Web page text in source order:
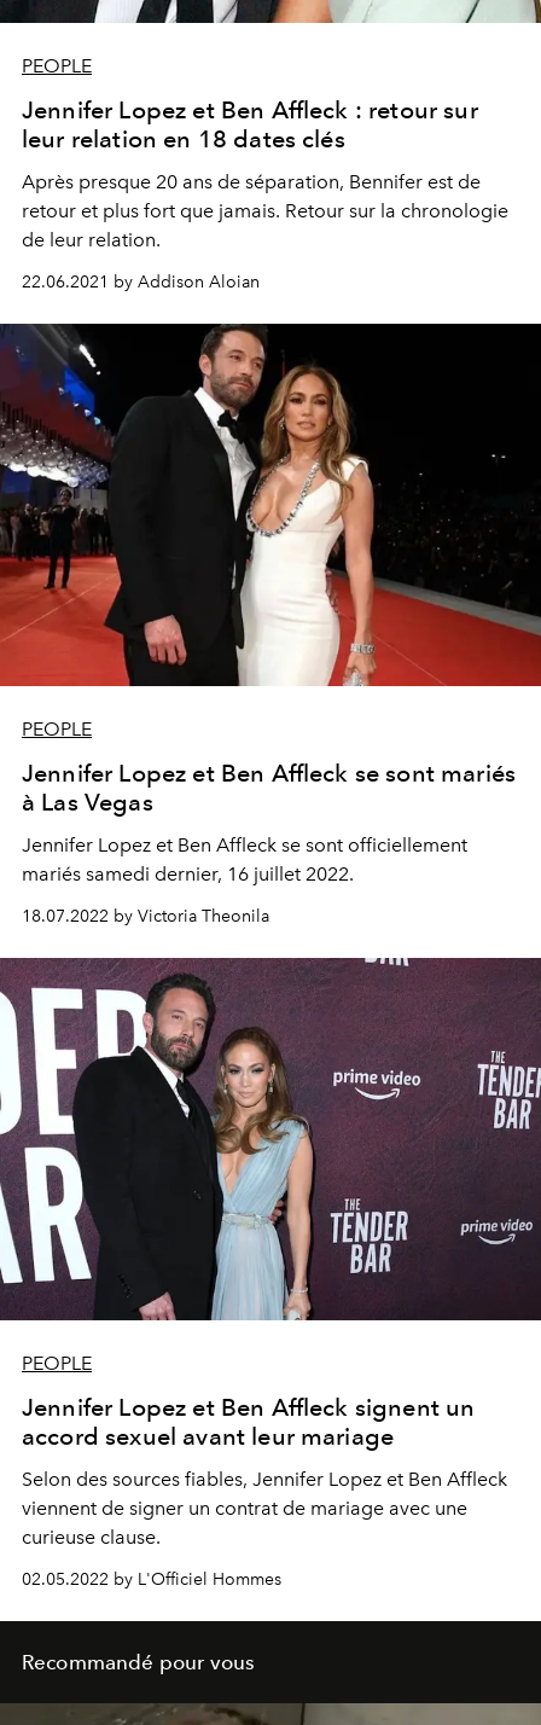
PEOPLE
Jennifer Lopez et Ben Affleck : retour sur
leur relation en 18 dates clés
Après presque 20 ans de séparation, Bennifer est de
retour et plus fort que jamais. Retour sur la chronologie
de leur relation.
22.06.2021 by Addison Aloian
PEOPLE
Jennifer Lopez et Ben Affleck se sont mariés
à Las Vegas
Jennifer Lopez et Ben Affleck se sont officiellement
mariés samedi dernier, 16 juillet 2022.
18.07.2022 by Victoria Theonila
PEOPLE
Jennifer Lopez et Ben Affleck signent un
accord sexuel avant leur mariage
Selon des sources fiables, Jennifer Lopez et Ben Affleck
viennent de signer un contrat de mariage avec une
curieuse clause.
02.05.2022 by L'Officiel Hommes
Recommandé pour vous